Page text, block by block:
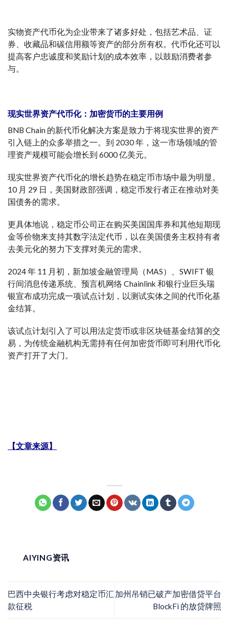
实物资产代币化为企业带来了诸多好处，包括艺术品、证
券、收藏品和碳信用额等资产的部分所有权。代币化还可以
提高客户忠诚度和奖励计划的成本效率，以鼓励消费者参
与。
现实世界资产代币化：加密货币的主要用例
BNB Chain 的新代币化解决方案是致力于将现实世界的资产
引入链上的众多举措之一。到 2030 年，这一市场领域的管
理资产规模可能会增长到 6000 亿美元。
现实世界资产代币化的增长趋势在稳定币市场中最为明显。
10 月 29 日，美国财政部强调，稳定币发行者正在推动对美
国债务的需求。
更具体地说，稳定币公司正在购买美国国库券和其他短期现
金等价物来支持其数字法定代币，以在美国债务主权持有者
去美元化的努力下支撑对美元的需求。
2024 年 11 月初，新加坡金融管理局（MAS）、SWIFT 银
行间消息传递系统、预言机网络 Chainlink 和银行业巨头瑞
银宣布成功完成一项试点计划，以测试实体之间的代币化基
金结算。
该试点计划引入了可以用法定货币或非区块链基金结算的交
易，为传统金融机构无需持有任何加密货币即可利用代币化
资产打开了大门。
【文章来源】
AIYING资讯
巴西中央银行考虑对稳定币汇
款征税
加州吊销已破产加密借贷平台
BlockFi 的放贷牌照